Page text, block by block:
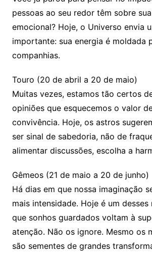
pessoas ao seu redor têm sobre
emocional? Hoje, o Universo envia
importante: sua energia é moldada
companhias.
Touro (20 de abril a 20 de maio)
Muitas vezes, estamos tão certos
opiniões que esquecemos o valor
convivência. Hoje, os astros
ser sinal de sabedoria, não de
alimentar discussões, escolha a
Gêmeos (21 de maio a 20 de junho)
Há dias em que nossa imaginação
mais intensidade. Hoje é um desses
que sonhos guardados voltam à
atenção. Não os ignore. Mesmo os
são sementes de grandes